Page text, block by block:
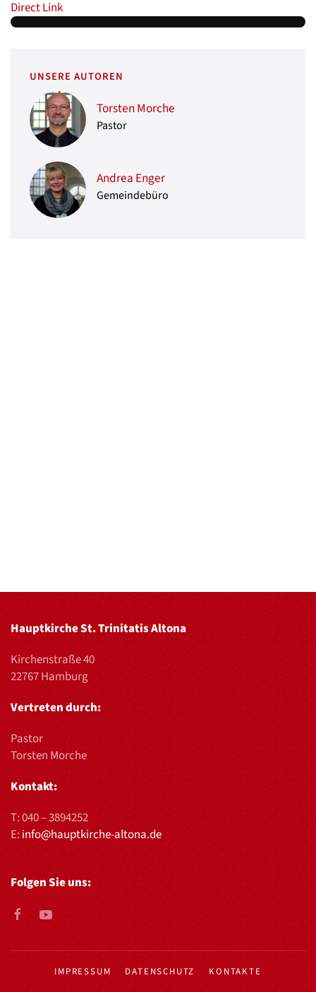
Direct Link
UNSERE AUTOREN
Torsten Morche
Pastor
Andrea Enger
Gemeindebüro
Hauptkirche St. Trinitatis Altona
Kirchenstraße 40
22767 Hamburg
Vertreten durch:
Pastor
Torsten Morche
Kontakt:
T:040 – 3894252
E: info@hauptkirche-altona.de
Folgen Sie uns:
IMPRESSUM DATENSCHUTZ KONTAKTE